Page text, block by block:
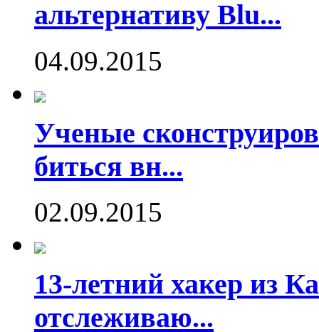
альтернативу Blu...
04.09.2015
Ученые
биться вн...
02.09.2015
13-летний хакер из
отслеживаю...